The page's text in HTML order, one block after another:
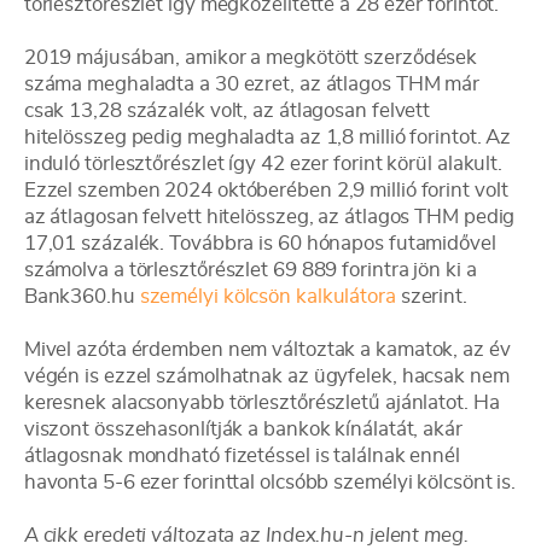
törlesztőrészlet így megközelítette a 28 ezer forintot.
2019 májusában, amikor a megkötött szerződések
száma meghaladta a 30 ezret, az átlagos THM már
csak 13,28 százalék volt, az átlagosan felvett
hitelösszeg pedig meghaladta az 1,8 millió forintot. Az
induló törlesztőrészlet így 42 ezer forint körül alakult.
Ezzel szemben 2024 októberében 2,9 millió forint volt
az átlagosan felvett hitelösszeg, az átlagos THM pedig
17,01 százalék. Továbbra is 60 hónapos futamidővel
számolva a törlesztőrészlet 69 889 forintra jön ki a
Bank360.hu személyi kölcsön kalkulátora szerint.
Mivel azóta érdemben nem változtak a kamatok, az év
végén is ezzel számolhatnak az ügyfelek, hacsak nem
keresnek alacsonyabb törlesztőrészletű ajánlatot. Ha
viszont összehasonlítják a bankok kínálatát, akár
átlagosnak mondható fizetéssel is találnak ennél
havonta 5-6 ezer forinttal olcsóbb személyi kölcsönt is.
A cikk eredeti változata az Index.hu-n jelent meg.